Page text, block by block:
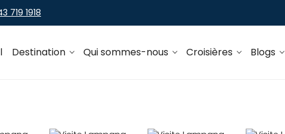
719 1918
Destination Qui sommes-nous Croisières Blogs